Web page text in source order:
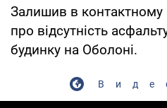
Залишив в контактному
про відсутність
будинку на Оболоні.